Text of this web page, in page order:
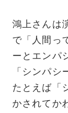
鴻上さんは
で「人間っ
ーとエンパ
「シンパシ
たとえば「
かされてか